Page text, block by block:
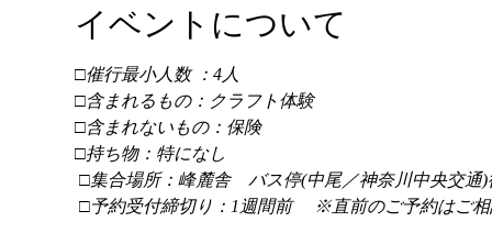
イベントについて
□催行最小人数 ：4人
□含まれるもの：クラフト体験
□含まれないもの：保険
□持ち物：特になし
□集合場所：峰麓舎　バス停(中尾／神奈川中央交通)
□予約受付締切り：1週間前 　※直前のご予約はご